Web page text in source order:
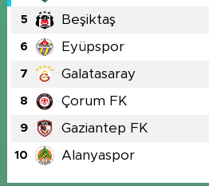
5 Beşiktaş
6 Eyüpspor
7 Galatasaray
8 Çorum FK
9 Gaziantep FK
10 Alanyaspor